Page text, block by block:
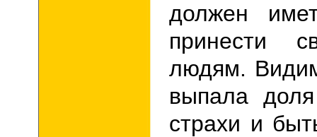
должен
принести
людям.
выпала
страхи и